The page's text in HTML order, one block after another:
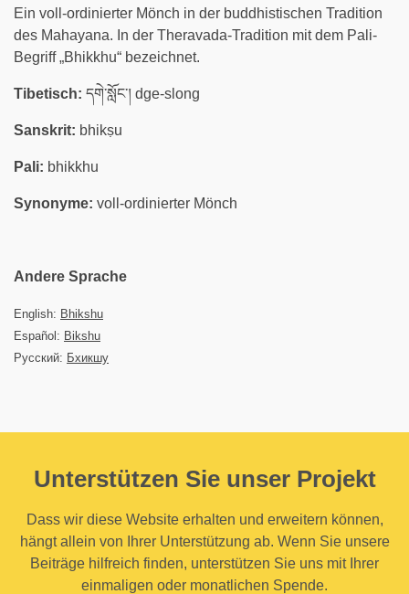
Ein voll-ordinierter Mönch in der buddhistischen Tradition
des Mahayana. In der Theravada-Tradition mit dem Pali-
Begriff „Bhikkhu“ bezeichnet.
Tibetisch: དགེ་སློང་། dge-slong
Sanskrit: bhikṣu
Pali: bhikkhu
Synonyme: voll-ordinierter Mönch
Andere Sprache
English: Bhikshu
Español: Bikshu
Русский: Бхикшу
Unterstützen Sie unser Projekt
Dass wir diese Website erhalten und erweitern können,
hängt allein von Ihrer Unterstützung ab. Wenn Sie unsere
Beiträge hilfreich finden, unterstützen Sie uns mit Ihrer
einmaligen oder monatlichen Spende.